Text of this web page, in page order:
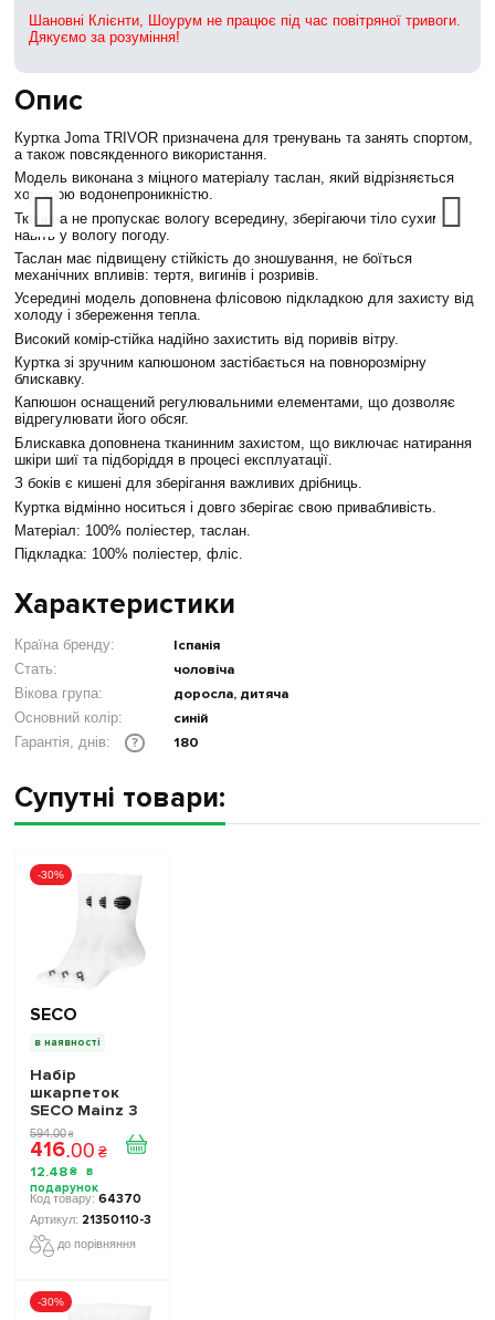
Опис
Куртка Joma TRIVOR призначена для тренувань та занять спортом,
а також повсякденного використання.
Модель виконана з міцного матеріалу таслан, який відрізняється
хорошою водонепроникністю.
Тканина не пропускає вологу всередину, зберігаючи тіло сухим
навіть у вологу погоду.
Таслан має підвищену стійкість до зношування, не боїться
механічних впливів: тертя, вигинів і розривів.
Усередині модель доповнена флісовою підкладкою для захисту від
холоду і збереження тепла.
Високий комір-стійка надійно захистить від поривів вітру.
Куртка зі зручним капюшоном застібається на повнорозмірну
блискавку.
Капюшон оснащений регулювальними елементами, що дозволяє
відрегулювати його обсяг.
Блискавка доповнена тканинним захистом, що виключає натирання
шкіри шиї та підборіддя в процесі експлуатації.
З боків є кишені для зберігання важливих дрібниць.
Куртка відмінно носиться і довго зберігає свою привабливість.
Матеріал: 100% поліестер, таслан.
Підкладка: 100% поліестер, фліс.
Характеристики
Країна бренду: Іспанія
Стать: чоловіча
Вікова група: доросла, дитяча
Основний колір: синій
Гарантія, днів: ? 180
Шановні Клієнти, Шоурум не працює під час повітряної тривоги.
Дякуємо за розуміння!
Супутні товари:
-30%
SECO
в наявності
Набір
шкарпеток
SECO Mainz 3
пари колір:
білий
594.00 ₴
416.00 ₴
12.48 ₴
64370
21350110-3
до порівняння
-30%